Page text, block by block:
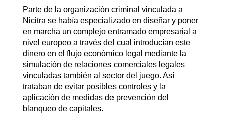
Parte de la organización criminal vinculada a
Nicitra se había especializado en diseñar y poner
en marcha un complejo entramado empresarial a
nivel europeo a través del cual introducían este
dinero en el flujo económico legal mediante la
simulación de relaciones comerciales legales
vinculadas también al sector del juego. Así
trataban de evitar posibles controles y la
aplicación de medidas de prevención del
blanqueo de capitales.